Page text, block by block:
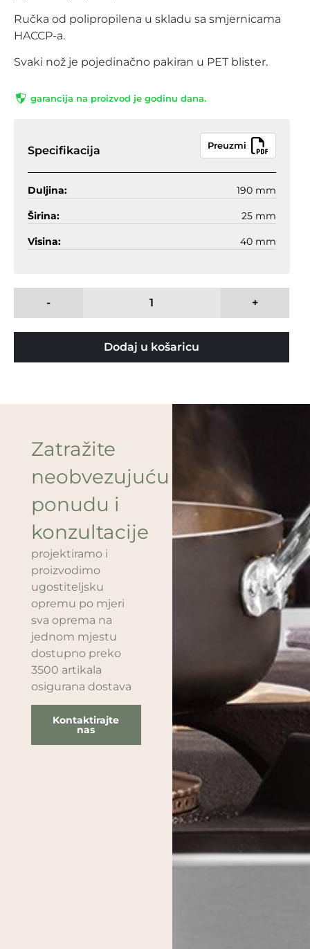
Ručka od polipropilena u skladu sa smjernicama
HACCP-a.
Svaki nož je pojedinačno pakiran u PET blister.
garancija na proizvod je godinu dana.
Specifikacija Preuzmi
Duljina: 190 mm
Širina: 25 mm
Visina: 40 mm
- +
Dodaj u košaricu
Zatražite
neobvezujuću
ponudu i
konzultacije
projektiramo i
proizvodimo
ugostiteljsku
opremu po mjeri
sva oprema na
jednom mjestu
dostupno preko
3500 artikala
osigurana dostava
Kontaktirajte
nas